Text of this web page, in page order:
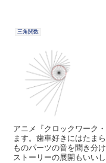
三角関数
アニメ『クロックワーク
ます。歯車好きにはたま
ものパーツの音を聞き分
ストーリーの展開もいい